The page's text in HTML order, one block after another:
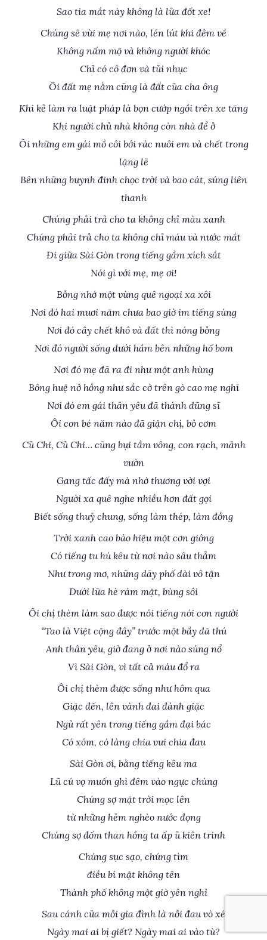
Sao tia mắt này không là lửa đốt xe!
Chúng sẽ vùi mẹ nơi nào, lén lút khi đêm về
Không nấm mộ và không người khóc
Chỉ có cô đơn và tủi nhục
Ôi đất mẹ nằm cũng là đất của cha ông
Khi kẻ làm ra luật pháp là bọn cướp ngồi trên xe tăng
Khi người chủ nhà không còn nhà để ở
Ôi những em gái mồ côi bới rác nuôi em và chết trong
lặng lẽ
Bên những buynh đinh chọc trời và bao cát, súng liên
thanh
Chúng phải trả cho ta không chỉ màu xanh
Chúng phải trả cho ta không chỉ máu và nước mắt
Đi giữa Sài Gòn trong tiếng gầm xích sắt
Nói gì với mẹ, mẹ ơi!
Bỗng nhớ một vùng quê ngoại xa xôi
Nơi đó hai muơi năm chưa bao giờ im tiếng súng
Nơi đó cây chết khô và đất thì nóng bỏng
Nơi đó người sống dưới hầm bên những hố bom
Nơi đó mẹ đã ra đi như một anh hùng
Bông huệ nở hồng như sắc cờ trên gò cao mẹ nghỉ
Nơi đó em gái thân yêu đã thành dũng sĩ
Ôi con bé năm nào đã giận chị, bỏ cơm
Củ Chi, Củ Chi… cũng bụi tầm vông, con rạch, mảnh
vườn
Gang tấc đấy mà nhớ thương vời vợi
Người xa quê nghe nhiều hơn đất gọi
Biết sống thuỷ chung, sống làm thép, làm đồng
Trời xanh cao báo hiệu một cơn giông
Có tiếng tu hú kêu từ nơi nào sâu thẳm
Như trong mơ, những dãy phố dài vô tận
Dưới lửa hè rám mặt, bùng sôi
Ôi chị thèm làm sao được nói tiếng nói con người
“Tao là Việt cộng đây” trước một bầy dã thú
Anh thân yêu, giờ đang ở nơi nào súng nổ
Vì Sài Gòn, vì tất cả máu đổ ra
Ôi chị thèm được sống như hôm qua
Giặc đến, lên vành đai đánh giặc
Ngủ rất yên trong tiếng gầm đại bác
Có xóm, có làng chia vui chia đau
Sài Gòn ơi, bằng tiếng kêu ma
Lũ cú vọ muốn ghì đêm vào ngực chúng
Chúng sợ mặt trời mọc lên
từ những hẻm nghèo nước đọng
Chúng sợ đốm than hồng ta ấp ủ kiên trinh
Chúng sục sạo, chúng tìm
điều bí mật không tên
Thành phố không một giờ yên nghỉ
Sau cánh cửa mỗi gia đình là nỗi đau vò xé
Ngày mai ai bị giết? Ngày mai ai vào tù?